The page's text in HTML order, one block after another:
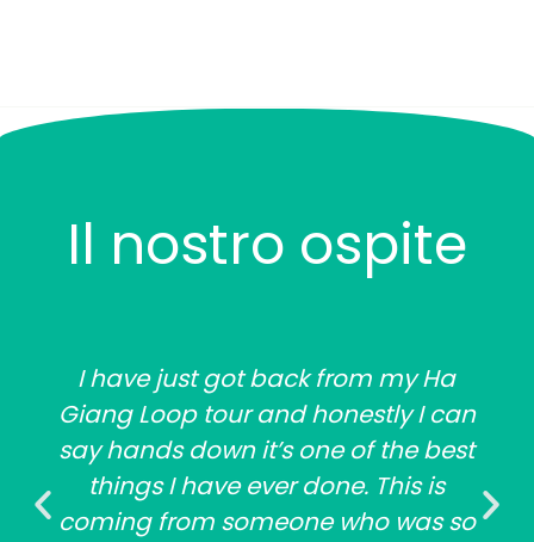
Il nostro ospite
I have just got back from my Ha
Giang Loop tour and honestly I can
say hands down it’s one of the best
things I have ever done. This is
coming from someone who was so